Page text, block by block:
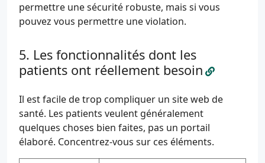
permettre une sécurité robuste, mais si vous
pouvez vous permettre une violation.
Les fonctionnalités dont les
patients ont réellement besoin
Il est facile de trop compliquer un site web de
santé. Les patients veulent généralement
quelques choses bien faites, pas un portail
élaboré. Concentrez-vous sur ces éléments.